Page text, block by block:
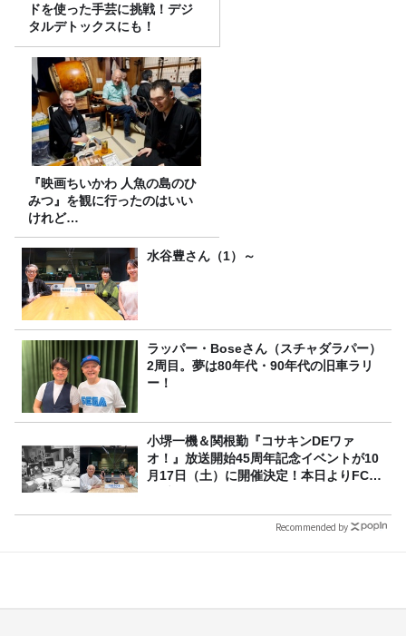
ドを使った手芸に挑戦！デジ
タルデトックスにも！
『映画ちいかわ 人魚の島のひ
みつ』を観に行ったのはいい
けれど…
水谷豊さん（1）～
ラッパー・Boseさん（スチャダラパー）
2周目。夢は80年代・90年代の旧車ラリ
ー！
小堺一機＆関根勤『コサキンDEワァ
オ！』放送開始45周年記念イベントが10
月17日（土）に開催決定！本日よりFC先
Recommended by